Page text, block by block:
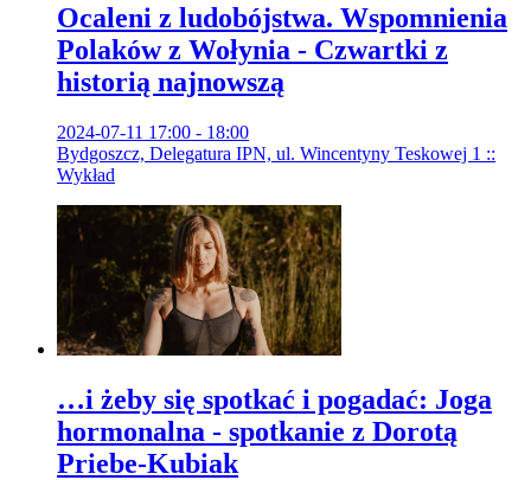
Ocaleni z ludobójstwa. Wspomnienia
Polaków z Wołynia - Czwartki z
historią najnowszą
2024-07-11 17:00 - 18:00
Bydgoszcz, Delegatura IPN, ul. Wincentyny Teskowej 1 ::
Wykład
…i żeby się spotkać i pogadać: Joga
hormonalna - spotkanie z Dorotą
Priebe-Kubiak